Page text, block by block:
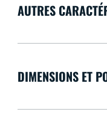
AUTRES
DIMENSIONS ET